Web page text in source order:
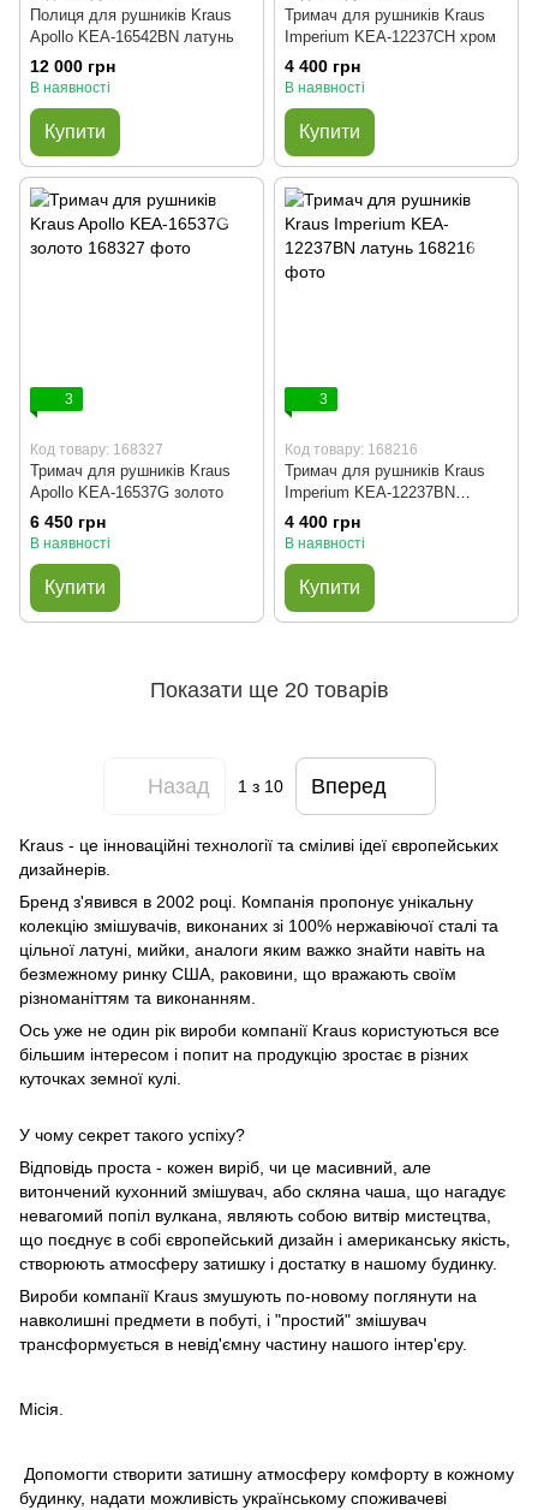
Полиця для рушників Kraus
Apollo KEA-16542BN латунь
12 000 грн
В наявності
Купити
Тримач для рушників Kraus
Imperium KEA-12237CH хром
4 400 грн
В наявності
Купити
3
Код товару: 168327
Тримач для рушників Kraus
Apollo KEA-16537G золото
6 450 грн
В наявності
Купити
3
Код товару: 168216
Тримач для рушників Kraus
Imperium KEA-12237BN
латунь
4 400 грн
В наявності
Купити
Показати ще 20 товарів
Назад 1з 10 Вперед
Kraus - це інноваційні технології та сміливі ідеї європейських
дизайнерів.
Бренд з'явився в 2002 році. Компанія пропонує унікальну
колекцію змішувачів, виконаних зі 100% нержавіючої сталі та
цільної латуні, мийки, аналоги яким важко знайти навіть на
безмежному ринку США, раковини, що вражають своїм
різноманіттям та виконанням.
Ось уже не один рік вироби компанії Kraus користуються все
більшим інтересом і попит на продукцію зростає в різних
куточках земної кулі.
У чому секрет такого успіху?
Відповідь проста - кожен виріб, чи це масивний, але
витончений кухонний змішувач, або скляна чаша, що нагадує
невагомий попіл вулкана, являють собою витвір мистецтва,
що поєднує в собі європейський дизайн і американську якість,
створюють атмосферу затишку і достатку в нашому будинку.
Вироби компанії Kraus змушують по-новому поглянути на
навколишні предмети в побуті, і "простий" змішувач
трансформується в невід'ємну частину нашого інтер'єру.
Місія.
Допомогти створити затишну атмосферу комфорту в кожному
будинку, надати можливість українському споживачеві